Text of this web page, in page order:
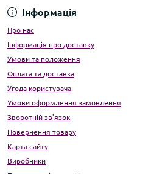
Інформація
Про нас
Інформація про доставку
Умови та положення
Оплата та доставка
Угода користувача
Умови оформлення замовлення
Зворотній зв’язок
Повернення товару
Карта сайту
Виробники